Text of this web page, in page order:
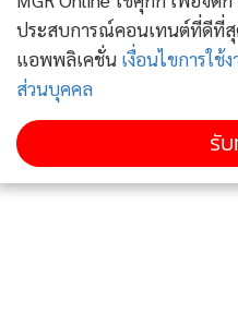
จะเป็นการฝ่าฝืนคำสั่งของศาล
เตือนให้เคารพกฎหมายอย่างเ
ประกาศ พ.ร.ก.ฉุกเฉินฯ และ
สถานการณ์แพร่ระบาดของเชื้อ
ประสบการณ์คอนเทนต์ที่ดีที่
แอพพลิเคชั่น เงื่อนไขการใช้
ส่วนบุคคล
รั